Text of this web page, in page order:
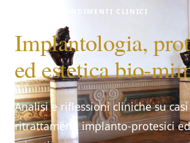
APPROFONDIMENTI CLINICI
Implantologia,
ed estetica bio-
Analisi e riflessioni cliniche su
ritrattamenti implanto-protesici